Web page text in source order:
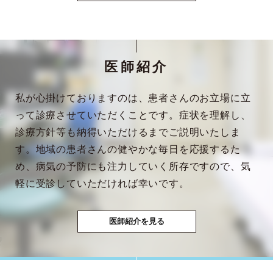
医師紹介
私が心掛けておりますのは、患者さんのお立場に立
って診療させていただくことです。症状を理解し、
診療方針等も納得いただけるまでご説明いたしま
す。地域の患者さんの健やかな毎日を応援するた
め、病気の予防にも注力していく所存ですので、気
軽に受診していただければ幸いです。
医師紹介を見る